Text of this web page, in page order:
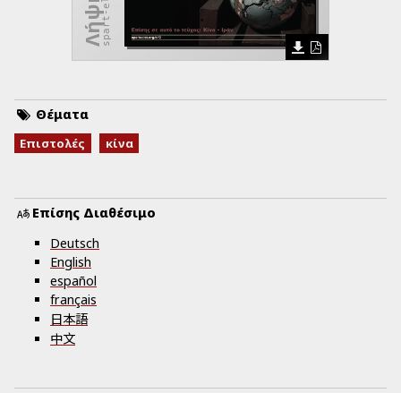
Θέματα
Επιστολές κίνα
Επίσης Διαθέσιμο
Deutsch
English
español
français
日本語
中文